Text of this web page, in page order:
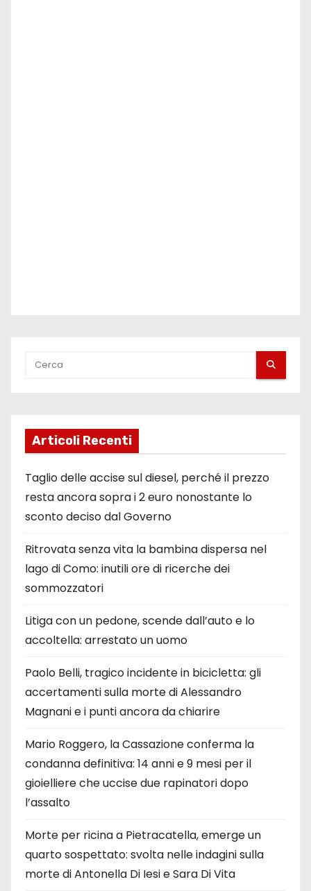
Articoli Recenti
Taglio delle accise sul diesel, perché il prezzo
resta ancora sopra i 2 euro nonostante lo
sconto deciso dal Governo
Ritrovata senza vita la bambina dispersa nel
lago di Como: inutili ore di ricerche dei
sommozzatori
Litiga con un pedone, scende dall’auto e lo
accoltella: arrestato un uomo
Paolo Belli, tragico incidente in bicicletta: gli
accertamenti sulla morte di Alessandro
Magnani e i punti ancora da chiarire
Mario Roggero, la Cassazione conferma la
condanna definitiva: 14 anni e 9 mesi per il
gioielliere che uccise due rapinatori dopo
l’assalto
Morte per ricina a Pietracatella, emerge un
quarto sospettato: svolta nelle indagini sulla
morte di Antonella Di Iesi e Sara Di Vita